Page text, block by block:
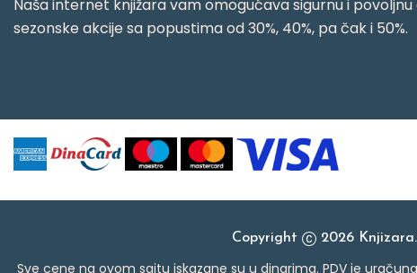
Naša internet knjižara vam omogućava sigurnu i
sezonske akcije sa popustima od 30%, 40%, pa čak i 50%.
Copyright 2026
Sve cene na ovom sajtu iskazane su u dinarima. PDV je